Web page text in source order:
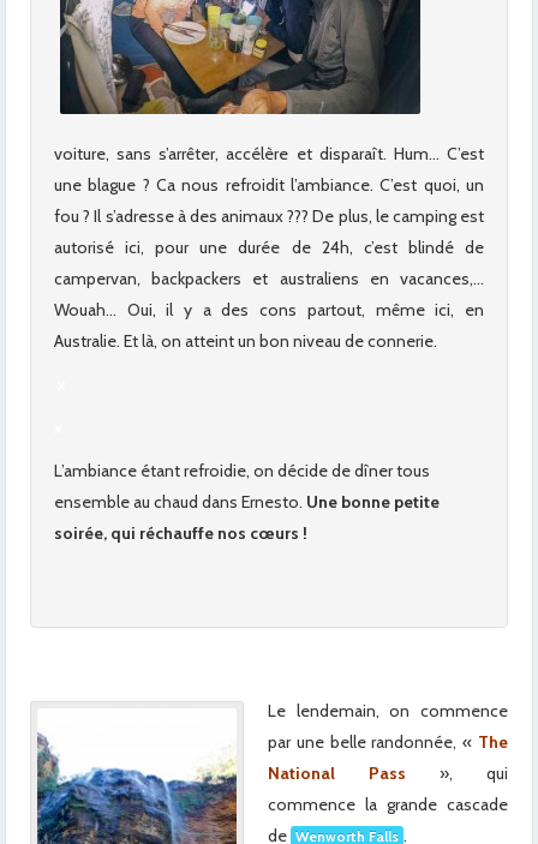
voiture, sans s’arrêter, accélère et disparaît. Hum… C’est
une blague ? Ca nous refroidit l’ambiance. C’est quoi, un
fou ? Il s’adresse à des animaux ??? De plus, le camping est
autorisé ici, pour une durée de 24h, c’est blindé de
campervan, backpackers et australiens en vacances,…
Wouah… Oui, il y a des cons partout, même ici, en
Australie. Et là, on atteint un bon niveau de connerie.
L’ambiance étant refroidie, on décide de dîner tous
ensemble au chaud dans Ernesto. Une bonne petite
soirée, qui réchauffe nos cœurs !
Le lendemain, on commence
par une belle randonnée, « The
National Pass », qui
commence la grande cascade
de Wenworth Falls .